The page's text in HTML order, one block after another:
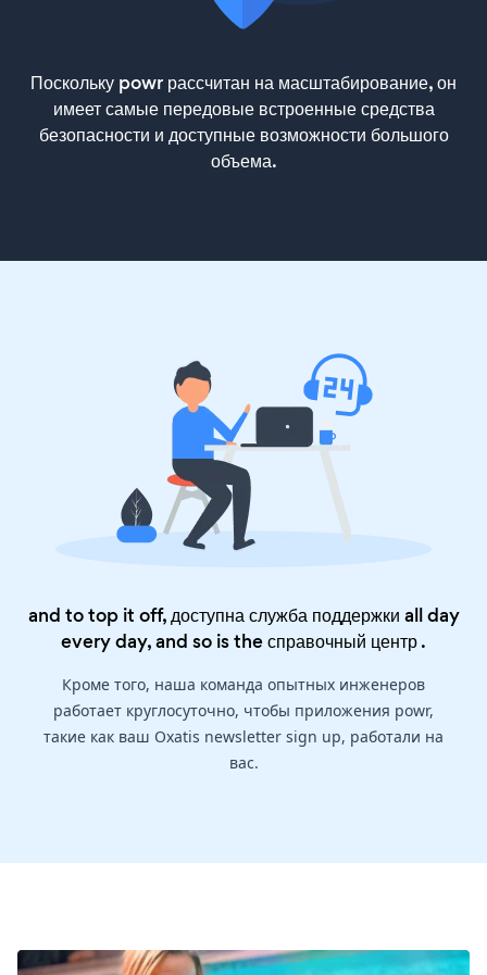
Поскольку powr рассчитан на масштабирование, он
имеет самые передовые встроенные средства
безопасности и доступные возможности большого
объема.
and to top it off, доступна служба поддержки all day
every day, and so is theсправочный центр.
Кроме того, наша команда опытных инженеров
работает круглосуточно, чтобы приложения powr,
такие как ваш Oxatis newsletter sign up, работали на
вас.